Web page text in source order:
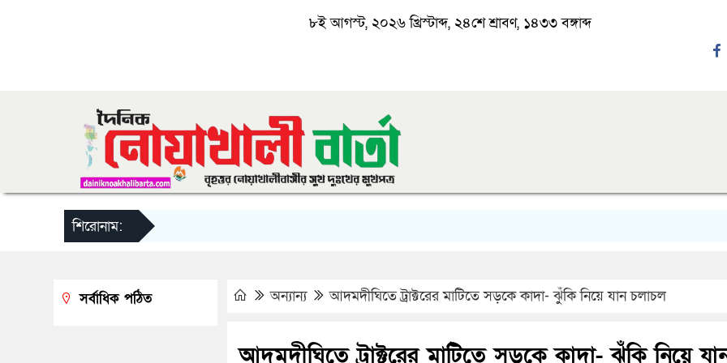
৮ই আগস্ট, ২০২৬ খ্রিস্টাব্দ, ২৪শে শ্রাবণ, ১৪৩৩ বঙ্গাব্দ
শিরোনাম:
অন্যান্য আদমদীঘিতে ট্রাক্টরের মাটিতে সড়কে কাদা- ঝুঁকি নিয়ে যান চলাচল
আদমদীঘিতে ট্রাক্টরের মাটিতে সড়কে কাদা- ঝুঁকি নিয়ে
সর্বাধিক পঠিত